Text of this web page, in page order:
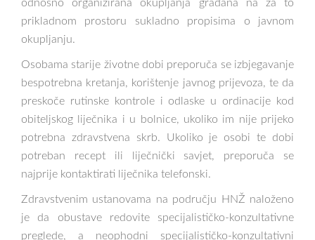
odnosno organizirana okupljanja građana na za to
prikladnom prostoru sukladno propisima o javnom
okupljanju.
Osobama starije životne dobi preporuča se izbjegavanje
bespotrebna kretanja, korištenje javnog prijevoza, te da
preskoče rutinske kontrole i odlaske u ordinacije kod
obiteljskog liječnika i u bolnice, ukoliko im nije prijeko
potrebna zdravstvena skrb. Ukoliko je osobi te dobi
potreban recept ili liječnički savjet, preporuča se
najprije kontaktirati liječnika telefonski.
Zdravstvenim ustanovama na području HNŽ naloženo
je da obustave redovite specijalističko-konzultativne
preglede, a neophodni specijalističko-konzultativni